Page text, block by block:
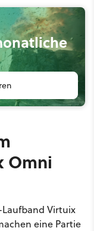
Omni
Virtuix
eine Partie